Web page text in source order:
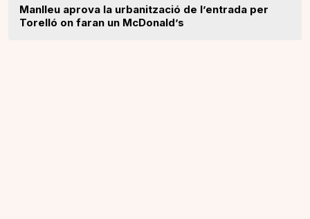
Manlleu aprova la urbanització de l’entrada per
Torelló on faran un McDonald’s